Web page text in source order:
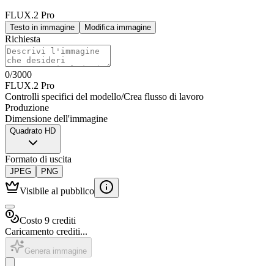
FLUX.2 Pro
Testo in immagine Modifica immagine
Richiesta
0/3000
FLUX.2 Pro
Controlli specifici del modello/Crea flusso di lavoro
Produzione
Dimensione dell'immagine
Quadrato HD
Formato di uscita
JPEG PNG
Visibile al pubblico
Costo 9 crediti
Caricamento crediti...
Genera immagine